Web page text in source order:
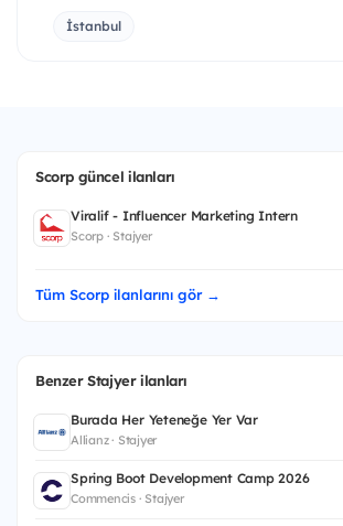
İstanbul
Scorp güncel ilanları
Viralif - Influencer Marketing Intern
Scorp · Stajyer
Tüm Scorp ilanlarını gör →
Benzer Stajyer ilanları
Burada Her Yeteneğe Yer Var
Allianz · Stajyer
Spring Boot Development Camp 2026
Commencis · Stajyer